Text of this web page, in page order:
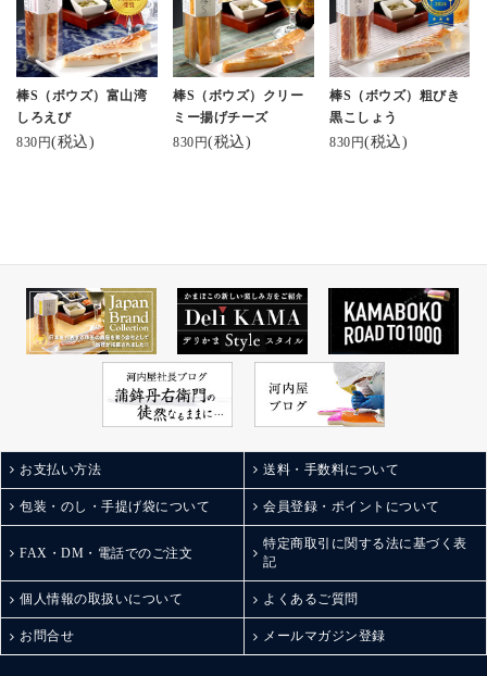
棒S（ボウズ）富山湾
しろえび
830円(税込)
棒S（ボウズ）クリー
ミー揚げチーズ
830円(税込)
棒S（ボウズ）粗びき
黒こしょう
830円(税込)
お支払い方法 送料・手数料について
包装・のし・手提げ袋について 会員登録・ポイントについて
FAX・DM・電話でのご注文
特定商取引に関する法に基づく表
記
個人情報の取扱いについて よくあるご質問
お問合せ メールマガジン登録